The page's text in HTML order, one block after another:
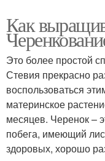
Как
Это более простой
Стевия прекрасно
воспользоваться
материнское
месяцев. Черенок –
побега, имеющий
здоровых, хорошо